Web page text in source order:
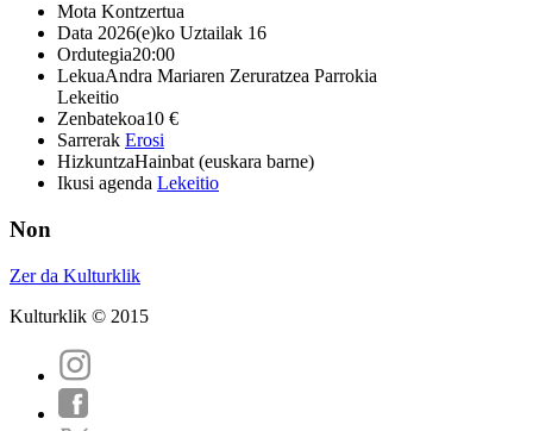
Mota Kontzertua
Data 2026(e)ko Uztailak 16
Ordutegia20:00
LekuaAndra Mariaren Zeruratzea Parrokia
Lekeitio
Zenbatekoa10 €
Sarrerak Erosi
HizkuntzaHainbat (euskara barne)
Ikusi agenda Lekeitio
Non
Zer da Kulturklik
Kulturklik © 2015